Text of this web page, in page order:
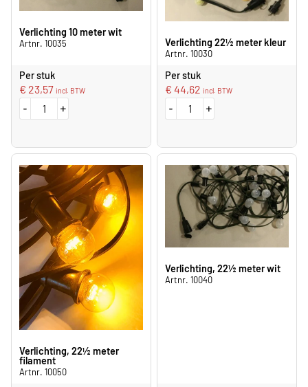
Verlichting 10 meter wit
Artnr. 10035
Per stuk
€ 23,57 incl. BTW
- +
Verlichting 22½ meter kleur
Artnr. 10030
Per stuk
€ 44,62 incl. BTW
- +
Verlichting, 22½ meter
filament
Artnr. 10050
Verlichting, 22½ meter wit
Artnr. 10040